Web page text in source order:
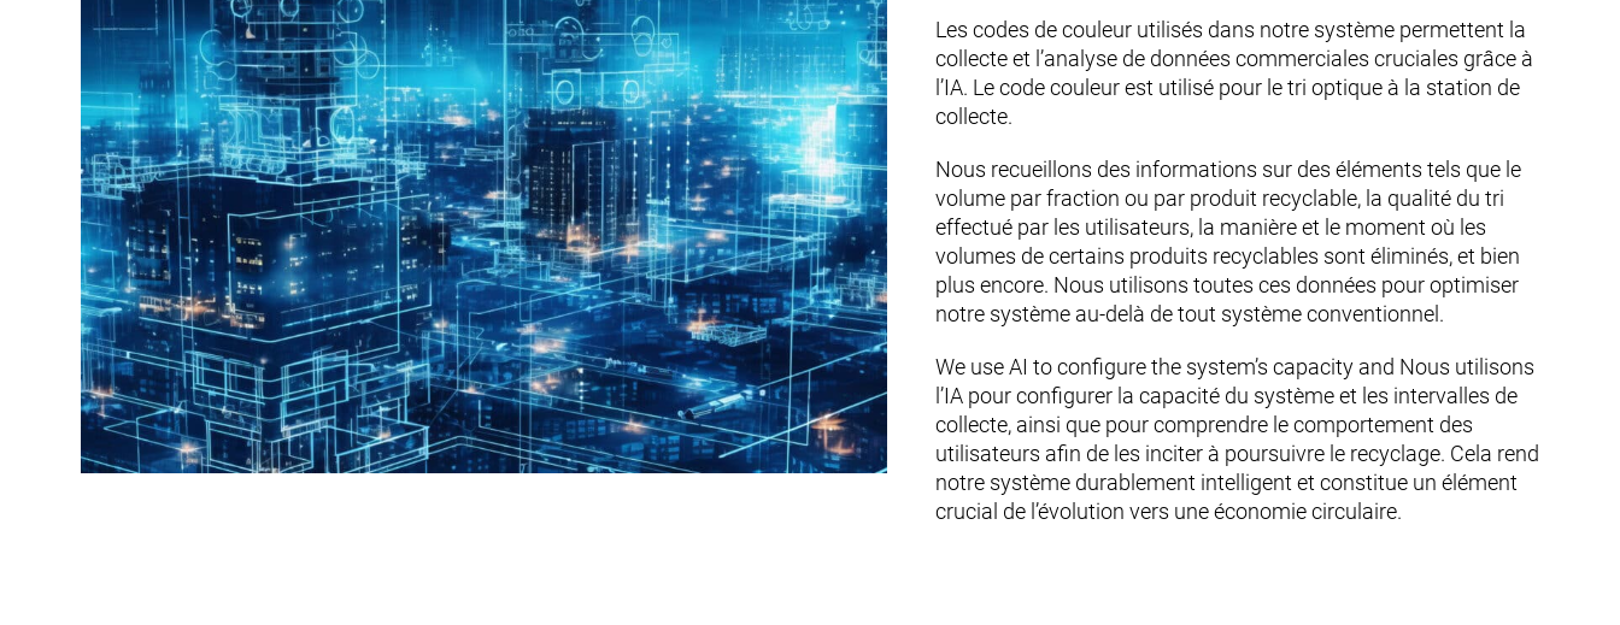
Les codes de couleur utilisés dans notre système permettent la
collecte et l’analyse de données commerciales cruciales grâce à
l’IA. Le code couleur est utilisé pour le tri optique à la station de
collecte.
Nous recueillons des informations sur des éléments tels que le
volume par fraction ou par produit recyclable, la qualité du tri
effectué par les utilisateurs, la manière et le moment où les
volumes de certains produits recyclables sont éliminés, et bien
plus encore. Nous utilisons toutes ces données pour optimiser
notre système au-delà de tout système conventionnel.
We use AI to configure the system’s capacity and Nous utilisons
l’IA pour configurer la capacité du système et les intervalles de
collecte, ainsi que pour comprendre le comportement des
utilisateurs afin de les inciter à poursuivre le recyclage. Cela rend
notre système durablement intelligent et constitue un élément
crucial de l’évolution vers une économie circulaire.